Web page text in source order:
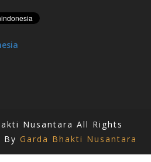
Nusantara All Rights
By Garda Bhakti Nusantara